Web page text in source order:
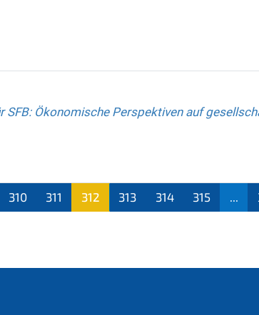
SFB: Ökonomische Perspektiven auf
310 311
312
313 314 315 ...